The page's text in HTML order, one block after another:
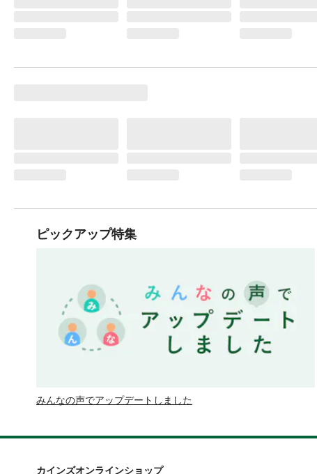
ピックアップ特集
みんなの声でアップデートしました
カインズオンラインショップ